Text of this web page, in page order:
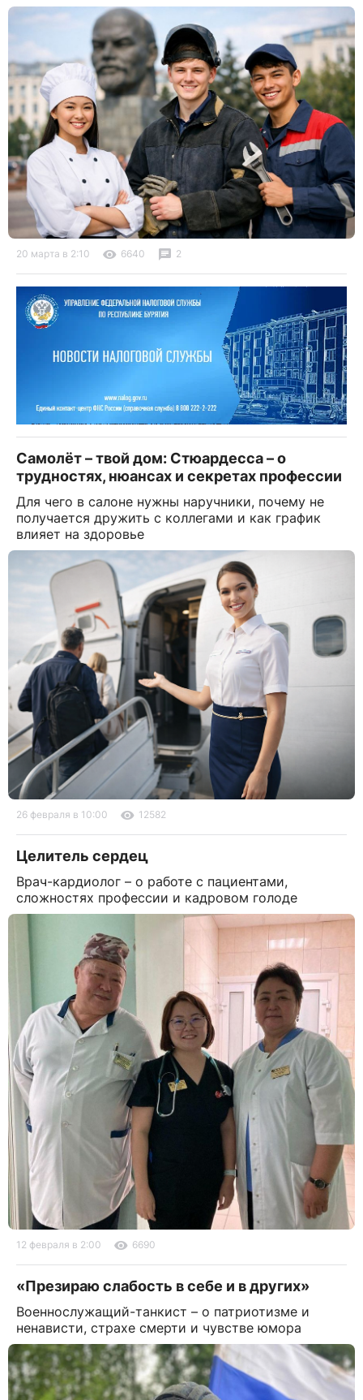
20 марта в 2:10 6640 2
Самолёт – твой дом: Стюардесса – о
трудностях, нюансах и секретах профессии
Для чего в салоне нужны наручники, почему не
получается дружить с коллегами и как график
влияет на здоровье
26 февраля в 10:00 12582
Целитель сердец
Врач-кардиолог – о работе с пациентами,
сложностях профессии и кадровом голоде
12 февраля в 2:00 6690
«Презираю слабость в себе и в других»
Военнослужащий-танкист – о патриотизме и
ненависти, страхе смерти и чувстве юмора